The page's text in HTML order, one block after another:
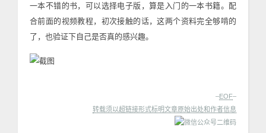
一本不错的书，可以选择电子版，算是入门的一本书籍。配
合前面的视频教程，初次接触的话，这两个资料完全够啃的
了，也验证下自己是否真的感兴趣。
–EOF–
转载须以超链接形式标明文章原始出处和作者信息